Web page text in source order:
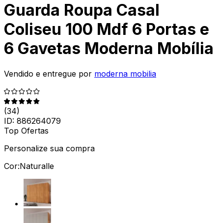
Guarda Roupa Casal
Coliseu 100 Mdf 6 Portas e
6 Gavetas Moderna Mobília
Vendido e entregue por moderna mobilia
(34)
ID: 886264079
Top Ofertas
Personalize sua compra
Cor:Naturalle